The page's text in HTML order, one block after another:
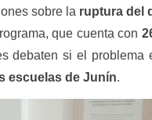
sobre la ruptura del
que cuenta con
debaten si el problema
escuelas de Junín.